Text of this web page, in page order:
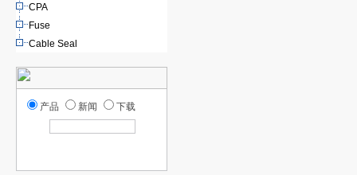
CPA
Fuse
Cable Seal
产品 新闻 下载